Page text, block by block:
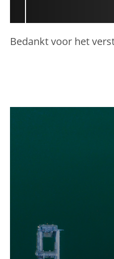
Bedankt voor het